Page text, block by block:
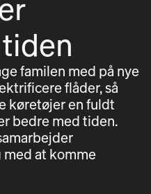
familen med på nye
flåder, så
køretøjer en fuldt
bedre med tiden.
at komme